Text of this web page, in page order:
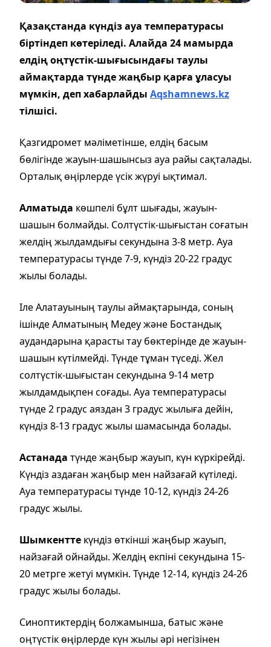
Қазақстанда күндіз ауа температурасы
біртіндеп көтеріледі. Алайда 24 мамырда
елдің оңтүстік-шығысындағы таулы
аймақтарда түнде жаңбыр қарға ұласуы
мүмкін, деп хабарлайды Aqshamnews.kz
тілшісі.
Қазгидромет мәліметінше, елдің басым
бөлігінде жауын-шашынсыз ауа райы сақталады.
Орталық өңірлерде үсік жүруі ықтимал.
Алматыда көшпелі бұлт шығады, жауын-
шашын болмайды. Солтүстік-шығыстан соғатын
желдің жылдамдығы секундына 3-8 метр. Ауа
температурасы түнде 7-9, күндіз 20-22 градус
жылы болады.
Іле Алатауының таулы аймақтарында, соның
ішінде Алматының Медеу және Бостандық
аудандарына қарасты тау бөктерінде де жауын-
шашын күтілмейді. Түнде тұман түседі. Жел
солтүстік-шығыстан секундына 9-14 метр
жылдамдықпен соғады. Ауа температурасы
түнде 2 градус аяздан 3 градус жылыға дейін,
күндіз 8-13 градус жылы шамасында болады.
Астанада түнде жаңбыр жауып, күн күркірейді.
Күндіз аздаған жаңбыр мен найзағай күтіледі.
Ауа температурасы түнде 10-12, күндіз 24-26
градус жылы.
Шымкентте күндіз өткінші жаңбыр жауып,
найзағай ойнайды. Желдің екпіні секундына 15-
20 метрге жетуі мүмкін. Түнде 12-14, күндіз 24-26
градус жылы болады.
Синоптиктердің болжамынша, батыс және
оңтүстік өңірлерде күн жылы әрі негізінен